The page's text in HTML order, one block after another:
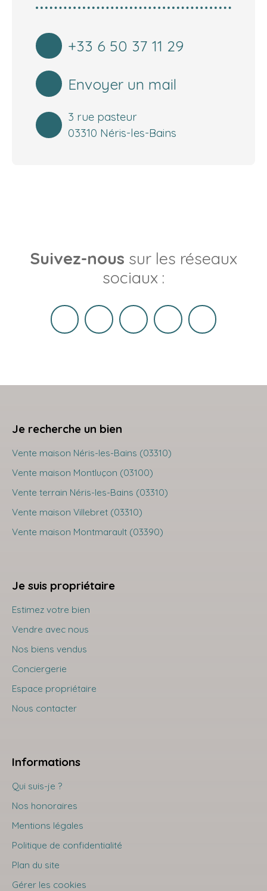
+33 6 50 37 11 29
Envoyer un mail
3 rue pasteur
03310 Néris-les-Bains
Suivez-nous sur les réseaux
sociaux :
Je recherche un bien
Vente maison Néris-les-Bains (03310)
Vente maison Montluçon (03100)
Vente terrain Néris-les-Bains (03310)
Vente maison Villebret (03310)
Vente maison Montmarault (03390)
Je suis propriétaire
Estimez votre bien
Vendre avec nous
Nos biens vendus
Conciergerie
Espace propriétaire
Nous contacter
Informations
Qui suis-je ?
Nos honoraires
Mentions légales
Politique de confidentialité
Plan du site
Gérer les cookies